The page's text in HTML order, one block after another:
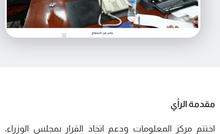
مقدمة الرأي
اختتم مركز المعلومات ودعم اتخاذ القرار بمجلس الوزراء،